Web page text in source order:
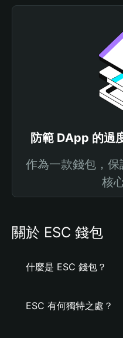
防範 DApp 的過
作為一款錢包，
核
關於 ESC 錢包
什麼是 ESC 錢包？
ESC 有何獨特之處？